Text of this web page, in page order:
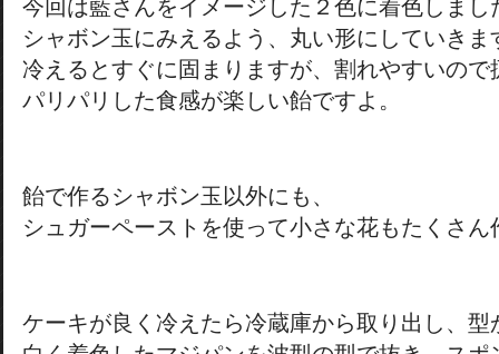
今回は藍さんをイメージした２色に着色しまし
シャボン玉にみえるよう、丸い形にしていきま
冷えるとすぐに固まりますが、割れやすいので
パリパリした食感が楽しい飴ですよ。
飴で作るシャボン玉以外にも、
シュガーペーストを使って小さな花もたくさん
ケーキが良く冷えたら冷蔵庫から取り出し、型